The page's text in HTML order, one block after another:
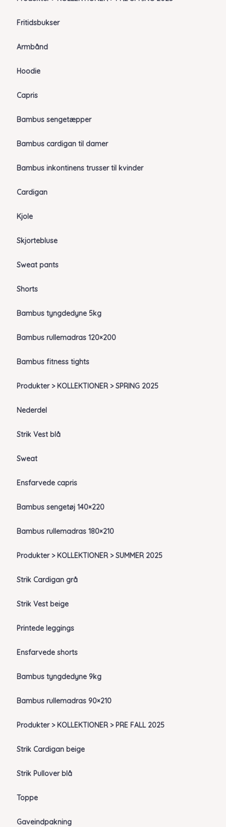
Fritidsbukser
Armbånd
Hoodie
Capris
Bambus sengetæpper
Bambus cardigan til damer
Bambus inkontinens trusser til kvinder
Cardigan
Kjole
Skjortebluse
Sweat pants
Shorts
Bambus tyngdedyne 5kg
Bambus rullemadras 120×200
Bambus fitness tights
Produkter > KOLLEKTIONER > SPRING 2025
Nederdel
Strik Vest blå
Sweat
Ensfarvede capris
Bambus sengetøj 140×220
Bambus rullemadras 180×210
Produkter > KOLLEKTIONER > SUMMER 2025
Strik Cardigan grå
Strik Vest beige
Printede leggings
Ensfarvede shorts
Bambus tyngdedyne 9kg
Bambus rullemadras 90×210
Produkter > KOLLEKTIONER > PRE FALL 2025
Strik Cardigan beige
Strik Pullover blå
Toppe
Gaveindpakning